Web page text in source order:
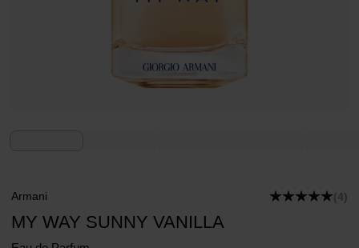
Armani (4)
MY WAY SUNNY VANILLA